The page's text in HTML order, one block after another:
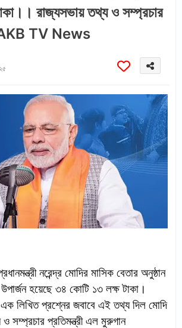
রাজ্যসভায় তথ্য ও সম্প্রচার
AKB TV News
নরেন্দ্র মোদির মাসিক বেতার অনুষ্ঠান
হয়েছে ৩৪ কোটি ১৩ লক্ষ টাকা।
লিখিত প্রশ্নের জবাবে এই তথ্য দিল মোদি
সম্প্রচার প্রতিমন্ত্রী এল মুরুগান